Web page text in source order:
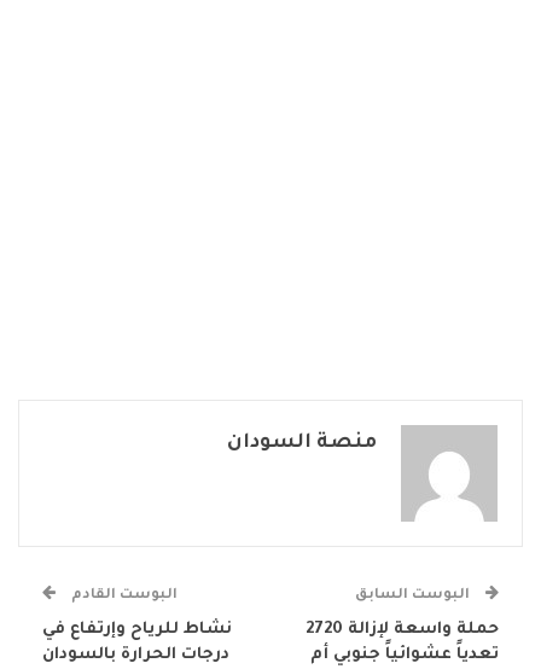
منصة السودان
البوست السابق
حملة واسعة لإزالة 2720
تعدياً عشوائياً جنوبي أم
البوست القادم
نشاط للرياح وإرتفاع في
درجات الحرارة بالسودان